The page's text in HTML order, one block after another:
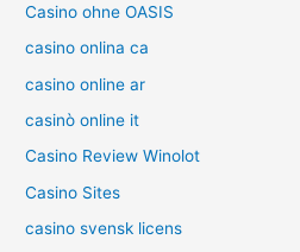
Casino ohne OASIS
casino onlina ca
casino online ar
casinò online it
Casino Review Winolot
Casino Sites
casino svensk licens